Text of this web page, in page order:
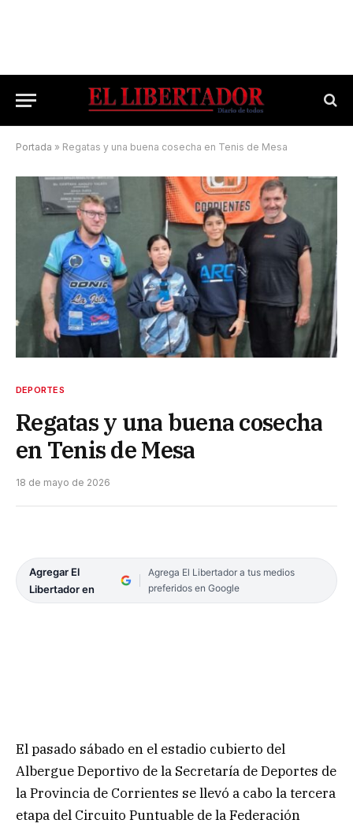
Portada » Regatas y una buena cosecha en Tenis de Mesa
DEPORTES
Regatas y una buena cosecha
en Tenis de Mesa
18 de mayo de 2026
Agregar El
Libertador en
Agrega El Libertador a tus medios
preferidos en Google
El pasado sábado en el estadio cubierto del
Albergue Deportivo de la Secretaría de Deportes de
la Provincia de Corrientes se llevó a cabo la tercera
etapa del Circuito Puntuable de la Federación